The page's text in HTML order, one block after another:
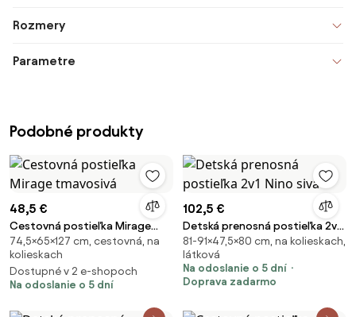
Rozmery
Parametre
Podobné produkty
48,5 €
Cestovná postieľka Mirage
tmavosivá
74,5×65×127 cm, cestovná, na
kolieskach
Dostupné v 2 e-shopoch
Na odoslanie o 5 dní
102,5 €
Detská prenosná postieľka 2v1
Nino sivá
81-91×47,5×80 cm, na kolieskach,
látková
Na odoslanie o 5 dní
Doprava zadarmo